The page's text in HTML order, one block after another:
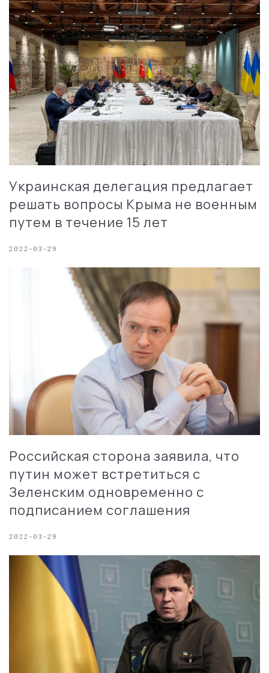
Украинская делегация предлагает
решать вопросы Крыма не военным
путем в течение 15 лет
2022-03-29
Российская сторона заявила, что
путин может встретиться с
Зеленским одновременно с
подписанием соглашения
2022-03-29